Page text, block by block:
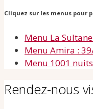
Cliquez sur les menus pour
Menu La
Menu Amira :
Menu 1001
Rendez-nous